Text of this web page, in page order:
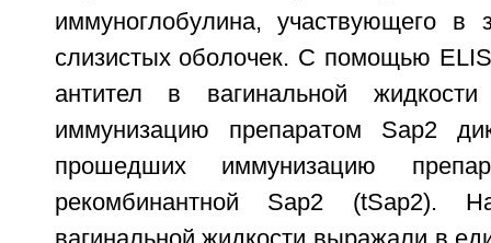
иммуноглобулина, участвующего в
слизистых оболочек. С помощью
антител в вагинальной
иммунизацию препаратом Sap2
прошедших иммунизацию
рекомбинантной Sap2 (tSap2).